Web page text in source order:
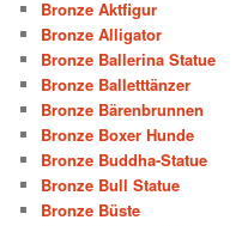
Bronze Aktfigur
Bronze Alligator
Bronze Ballerina Statue
Bronze Balletttänzer
Bronze Bärenbrunnen
Bronze Boxer Hunde
Bronze Buddha-Statue
Bronze Bull Statue
Bronze Büste